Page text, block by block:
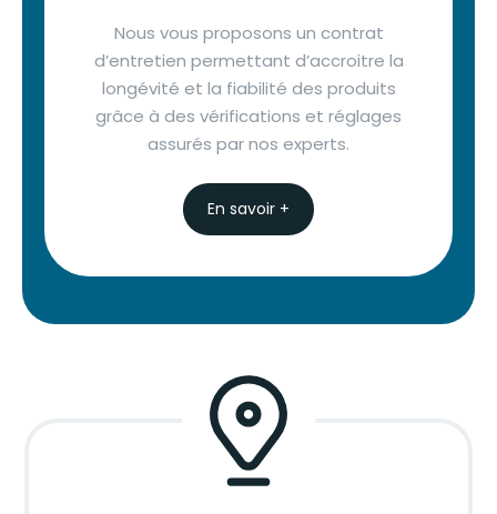
Nous vous proposons un contrat
d’entretien permettant d’accroitre la
longévité et la fiabilité des produits
grâce à des vérifications et réglages
assurés par nos experts.
En savoir +